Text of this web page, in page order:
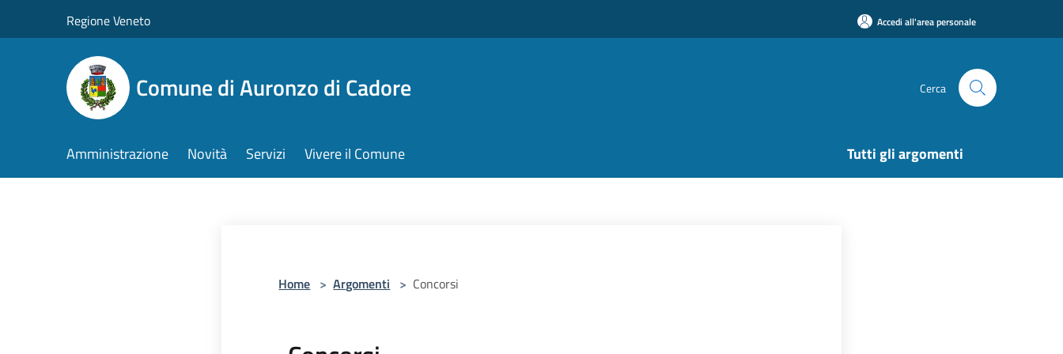
Regione Veneto Accedi all'area personale
Comune di Auronzo di Cadore Cerca
Amministrazione Novità Servizi Vivere il Comune Tutti gli argomenti
Home > Argomenti > Concorsi